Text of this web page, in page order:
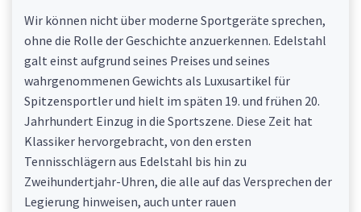
Wir können nicht über moderne Sportgeräte sprechen,
ohne die Rolle der Geschichte anzuerkennen. Edelstahl
galt einst aufgrund seines Preises und seines
wahrgenommenen Gewichts als Luxusartikel für
Spitzensportler und hielt im späten 19. und frühen 20.
Jahrhundert Einzug in die Sportszene. Diese Zeit hat
Klassiker hervorgebracht, von den ersten
Tennisschlägern aus Edelstahl bis hin zu
Zweihundertjahr-Uhren, die alle auf das Versprechen der
Legierung hinweisen, auch unter rauen